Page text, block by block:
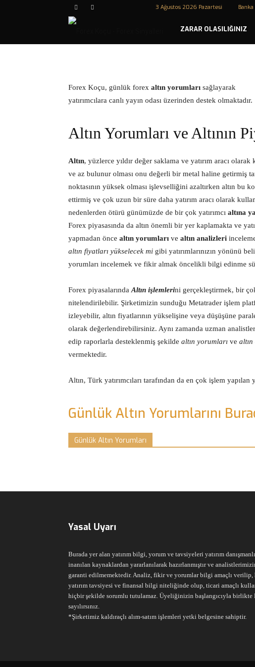
3 Ağustos 2026 Pazartesi
Forex
ZARAR OLASILIĞINIZ
Forex Koçu, günlük forex altın yorumları sağlayarak
yatırımcılara canlı yayın odası üzerinden destek olmaktadır.
Altın Yorumları ve Altının
Altın, yüzlerce yıldır değer saklama ve yatırım aracı
ve az bulunur olması onu değerli bir metal haline getirmiş
noktasının yüksek olması işlevselliğini azaltırken altın bu
ettirmiş ve çok uzun bir süre daha yatırım aracı olarak
nedenlerden ötürü günümüzde de bir çok yatırımcı altına
Forex piyasasında da altın önemli bir yer kaplamakta ve
yapmadan önce altın yorumları ve altın analizleri
altın fiyatları yükselecek mi gibi yatırımlarınızın yönünü
yorumları incelemek ve fikir almak öncelikli bilgi edinme
Forex piyasalarında Altın işlemlerini gerçekleştirmek, bir
nitelendirilebilir. Şirketimizin sunduğu Metatrader işlem
izleyebilir, altın fiyatlarının yükselişine veya düşüşüne
olarak değerlendirebilirsiniz. Aynı zamanda uzman
edip raporlarla desteklenmiş şekilde altın yorumları ve
vermektedir.
Altın, Türk yatırımcıları tarafından da en çok işlem yapılan
Günlük Altın Yorumlarını
Günlük Altın Yorumları
Yasal Uyarı
Burada yer alan yatırım bilgi, yorum ve tavsiyeleri yatırım
inanılan kaynaklardan yararlanılarak hazırlanmıştır ve
garanti edilmemektedir. Analiz, fikir ve yorumlar bilgi amaçlı verilip,
yatırım tavsiyesi ve finansal bilgi niteliğinde olup, ticari amaçlı
hiçbir şekilde sorumlu tutulamaz. Üyeliğinizin başlangıcıyla birlikte
sayılırsınız.
*Şirketimiz kaldıraçlı alım-satım işlemleri yetki belgesine sahiptir.